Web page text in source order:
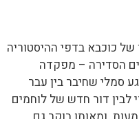
1990 נחרת שמו של כוכבא בדפי ההיסטוריה
הסדירה – מפקדה
101. זה היה רגע סמלי שחיבר בין עבר
דור חדש של לוחמים